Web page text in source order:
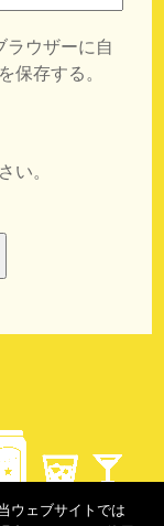
ラウザーに自
保存する。
い。
ウェブサイトでは